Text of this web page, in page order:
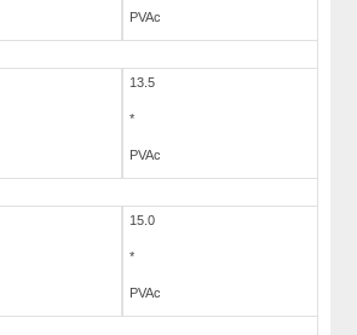
PVAc
13.5
*
PVAc
15.0
*
PVAc